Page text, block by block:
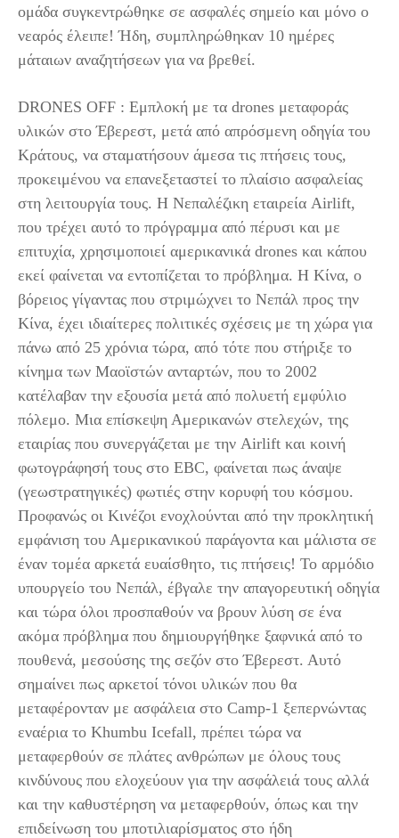
ομάδα συγκεντρώθηκε σε ασφαλές σημείο και μόνο ο
νεαρός έλειπε! Ήδη, συμπληρώθηκαν 10 ημέρες
μάταιων αναζητήσεων για να βρεθεί.
DRONES OFF : Εμπλοκή με τα drones μεταφοράς
υλικών στο Έβερεστ, μετά από απρόσμενη οδηγία του
Κράτους, να σταματήσουν άμεσα τις πτήσεις τους,
προκειμένου να επανεξεταστεί το πλαίσιο ασφαλείας
στη λειτουργία τους. Η Νεπαλέζικη εταιρεία Airlift,
που τρέχει αυτό το πρόγραμμα από πέρυσι και με
επιτυχία, χρησιμοποιεί αμερικανικά drones και κάπου
εκεί φαίνεται να εντοπίζεται το πρόβλημα. Η Κίνα, ο
βόρειος γίγαντας που στριμώχνει το Νεπάλ προς την
Κίνα, έχει ιδιαίτερες πολιτικές σχέσεις με τη χώρα για
πάνω από 25 χρόνια τώρα, από τότε που στήριξε το
κίνημα των Μαοϊστών ανταρτών, που το 2002
κατέλαβαν την εξουσία μετά από πολυετή εμφύλιο
πόλεμο. Μια επίσκεψη Αμερικανών στελεχών, της
εταιρίας που συνεργάζεται με την Airlift και κοινή
φωτογράφησή τους στο EBC, φαίνεται πως άναψε
(γεωστρατηγικές) φωτιές στην κορυφή του κόσμου.
Προφανώς οι Κινέζοι ενοχλούνται από την προκλητική
εμφάνιση του Αμερικανικού παράγοντα και μάλιστα σε
έναν τομέα αρκετά ευαίσθητο, τις πτήσεις! Το αρμόδιο
υπουργείο του Νεπάλ, έβγαλε την απαγορευτική οδηγία
και τώρα όλοι προσπαθούν να βρουν λύση σε ένα
ακόμα πρόβλημα που δημιουργήθηκε ξαφνικά από το
πουθενά, μεσούσης της σεζόν στο Έβερεστ. Αυτό
σημαίνει πως αρκετοί τόνοι υλικών που θα
μεταφέρονταν με ασφάλεια στο Camp-1 ξεπερνώντας
εναέρια το Khumbu Icefall, πρέπει τώρα να
μεταφερθούν σε πλάτες ανθρώπων με όλους τους
κινδύνους που ελοχεύουν για την ασφάλειά τους αλλά
και την καθυστέρηση να μεταφερθούν, όπως και την
επιδείνωση του μποτιλιαρίσματος στο ήδη